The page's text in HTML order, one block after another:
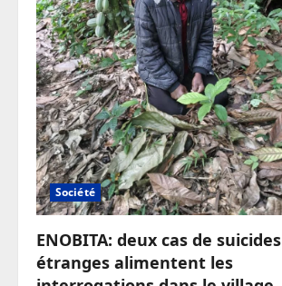
Société
ENOBITA: deux cas de suicides
étranges alimentent les